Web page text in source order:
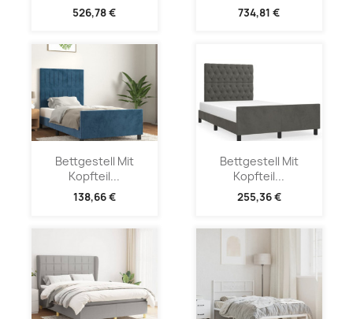
526,78 € 734,81 €
Bettgestell Mit
Kopfteil...
138,66 €
Bettgestell Mit
Kopfteil...
255,36 €